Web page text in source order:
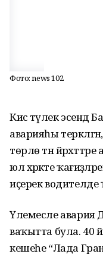
Фото: news 102
Кисә тәүлек
аварияһы
төрлө тән
юл хәрәкәте
иҫерек водителде
Үлемесле авария
ваҡытта була. 40
кешеһе “Лада